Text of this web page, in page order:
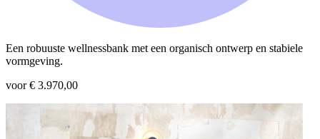
Een robuuste wellnessbank met een organisch ontwerp en stabiele
vormgeving.
voor € 3.970,00